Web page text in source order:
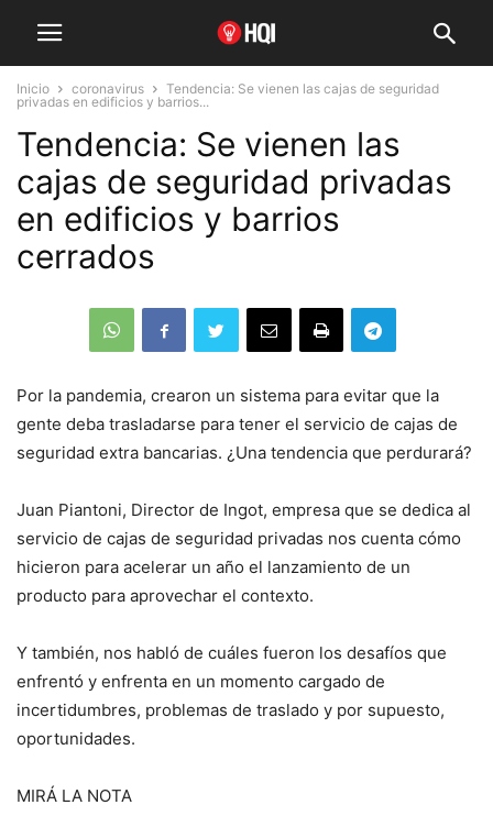
Inicio coronavirus
Tendencia: Se vienen las cajas de seguridad
privadas en edificios y barrios...
Tendencia: Se vienen las
cajas de seguridad privadas
en edificios y barrios
cerrados
Por la pandemia, crearon un sistema para evitar que la
gente deba trasladarse para tener el servicio de cajas de
seguridad extra bancarias. ¿Una tendencia que perdurará?
Juan Piantoni, Director de Ingot, empresa que se dedica al
servicio de cajas de seguridad privadas nos cuenta cómo
hicieron para acelerar un año el lanzamiento de un
producto para aprovechar el contexto.
Y también, nos habló de cuáles fueron los desafíos que
enfrentó y enfrenta en un momento cargado de
incertidumbres, problemas de traslado y por supuesto,
oportunidades.
MIRÁ LA NOTA